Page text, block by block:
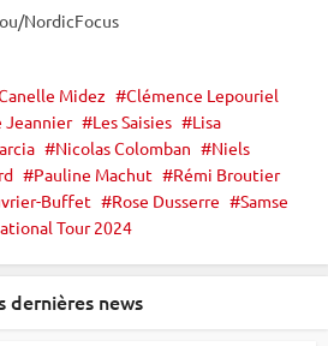
NordicFocus
Midez
Clémence Lepouriel
Jeannier Les Saisies
Lisa
Nicolas Colomban
Niels
Pauline Machut
Rémi Broutier
Buffet Rose Dusserre
Samse
Tour 2024
dernières news